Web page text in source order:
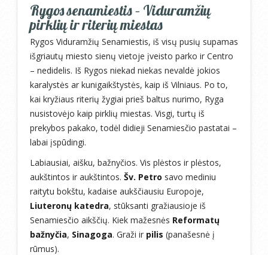
Rygos senamiestis – Viduramžių
pirklių ir riterių miestas
Rygos Viduramžių Senamiestis, iš visų pusių supamas
išgriautų miesto sienų vietoje įveisto parko ir Centro
– nedidelis. Iš Rygos niekad niekas nevaldė jokios
karalystės ar kunigaikštystės, kaip iš Vilniaus. Po to,
kai kryžiaus riterių žygiai prieš baltus nurimo, Ryga
nusistovėjo kaip pirklių miestas. Visgi, turtų iš
prekybos pakako, todėl didieji Senamiesčio pastatai –
labai įspūdingi.
Labiausiai, aišku, bažnyčios. Vis plėstos ir plėstos,
aukštintos ir aukštintos. Šv. Petro savo mediniu
raitytu bokštu, kadaise aukščiausiu Europoje,
Liuteronų katedra, stūksanti gražiausioje iš
Senamiesčio aikščių. Kiek mažesnės Reformatų
bažnyčia, Sinagoga. Graži ir pilis (panašesnė į
rūmus).